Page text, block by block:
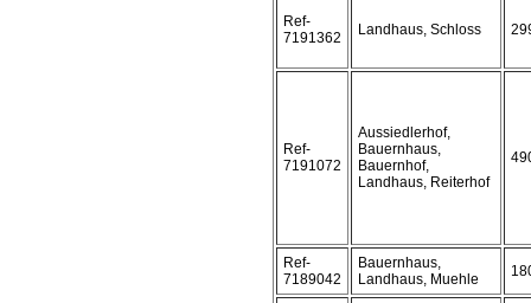
Ref-
7191362
Landhaus, Schloss
Ref-
7191072
Aussiedlerhof,
Bauernhaus,
Bauernhof,
Landhaus, Reiterhof
Ref-
7189042
Bauernhaus,
Landhaus, Muehle